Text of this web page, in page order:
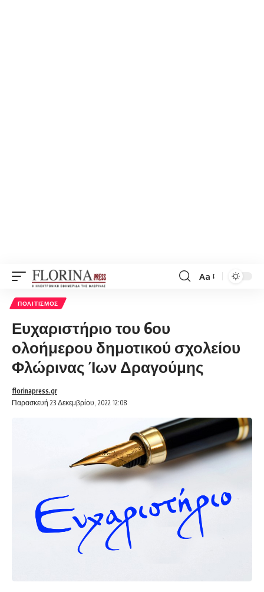
Font
Aa
ΠΟΛΙΤΙΣΜΌΣ
Ευχαριστήριο του 6ου
ολοήμερου δημοτικού σχολείου
Φλώρινας Ίων Δραγούμης
Παρασκευή 23 Δεκεμβρίου, 2022 12:08
florinapress.gr